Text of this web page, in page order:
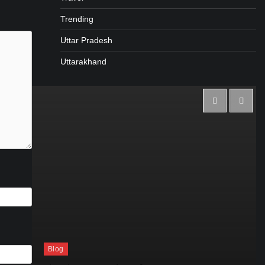
Trending
Uttar Pradesh
Uttarakhand
Blog